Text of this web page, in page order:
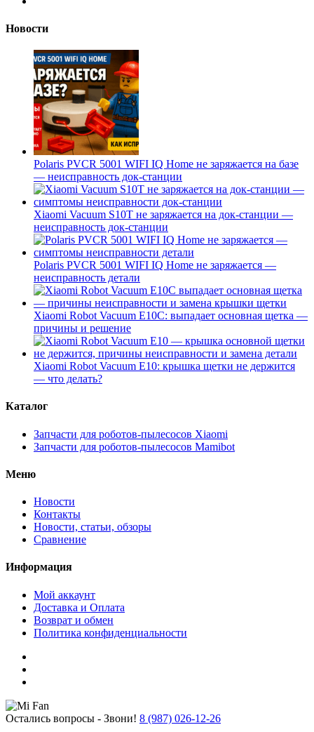
Новости
Polaris PVCR 5001 WIFI IQ Home не заряжается на базе
— неисправность док-станции
Xiaomi Vacuum S10T не заряжается на док-станции —
неисправность док-станции
Polaris PVCR 5001 WIFI IQ Home не заряжается —
неисправность детали
Xiaomi Robot Vacuum E10C: выпадает основная щетка —
причины и решение
Xiaomi Robot Vacuum E10: крышка щетки не держится
— что делать?
Каталог
Запчасти для роботов-пылесосов Xiaomi
Запчасти для роботов-пылесосов Mamibot
Меню
Новости
Контакты
Новости, статьи, обзоры
Сравнение
Информация
Мой аккаунт
Доставка и Оплата
Возврат и обмен
Политика конфиденциальности
Остались вопросы - Звони! 8 (987) 026-12-26